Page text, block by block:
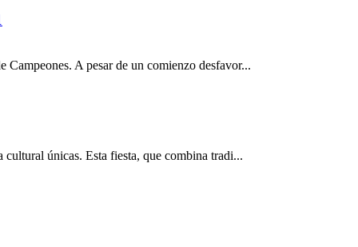
A pesar de un comienzo desfavor...
únicas. Esta fiesta, que combina tradi...